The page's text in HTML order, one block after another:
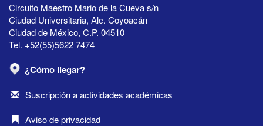
Circuito Maestro Mario de la Cueva s/n
Ciudad Universitaria, Alc. Coyoacán
Ciudad de México, C.P. 04510
Tel. +52(55)5622 7474
¿Cómo llegar?
Suscripción a actividades académicas
Aviso de privacidad